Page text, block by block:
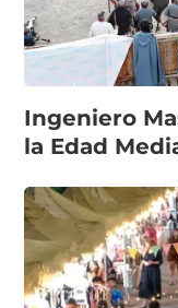
Ingeniero
la Edad